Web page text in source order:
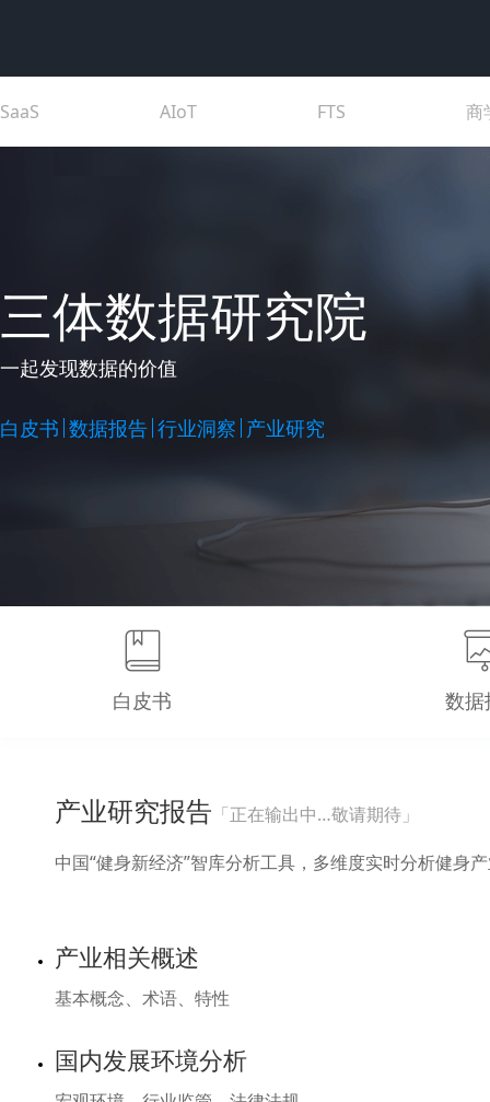
SaaS AIoT FTS 商
三体数据研究院
一起发现数据的价值
白皮书 数据报告 行业洞察 产业研究
白皮书 数据
产业研究报告 「正在输出中…敬请期待」
中国“健身新经济”智库分析工具，多维度实时分析健身
产业相关概述
基本概念、术语、特性
国内发展环境分析